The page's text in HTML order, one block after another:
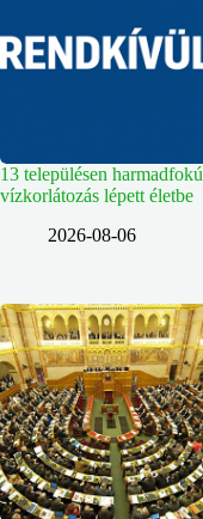
13 településen harmadfokú
vízkorlátozás lépett életbe
2026-08-06